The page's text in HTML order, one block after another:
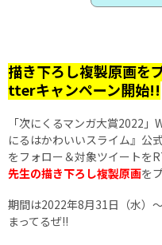
描き下ろし複製原画を
tterキャンペーン開始!!
「次にくるマンガ大賞2022
にるはかわいいスライム』公
をフォロー＆対象ツイートを
先生の描き下ろし複製原画を
期間は2022年8月31日（水）
まってるぜ!!